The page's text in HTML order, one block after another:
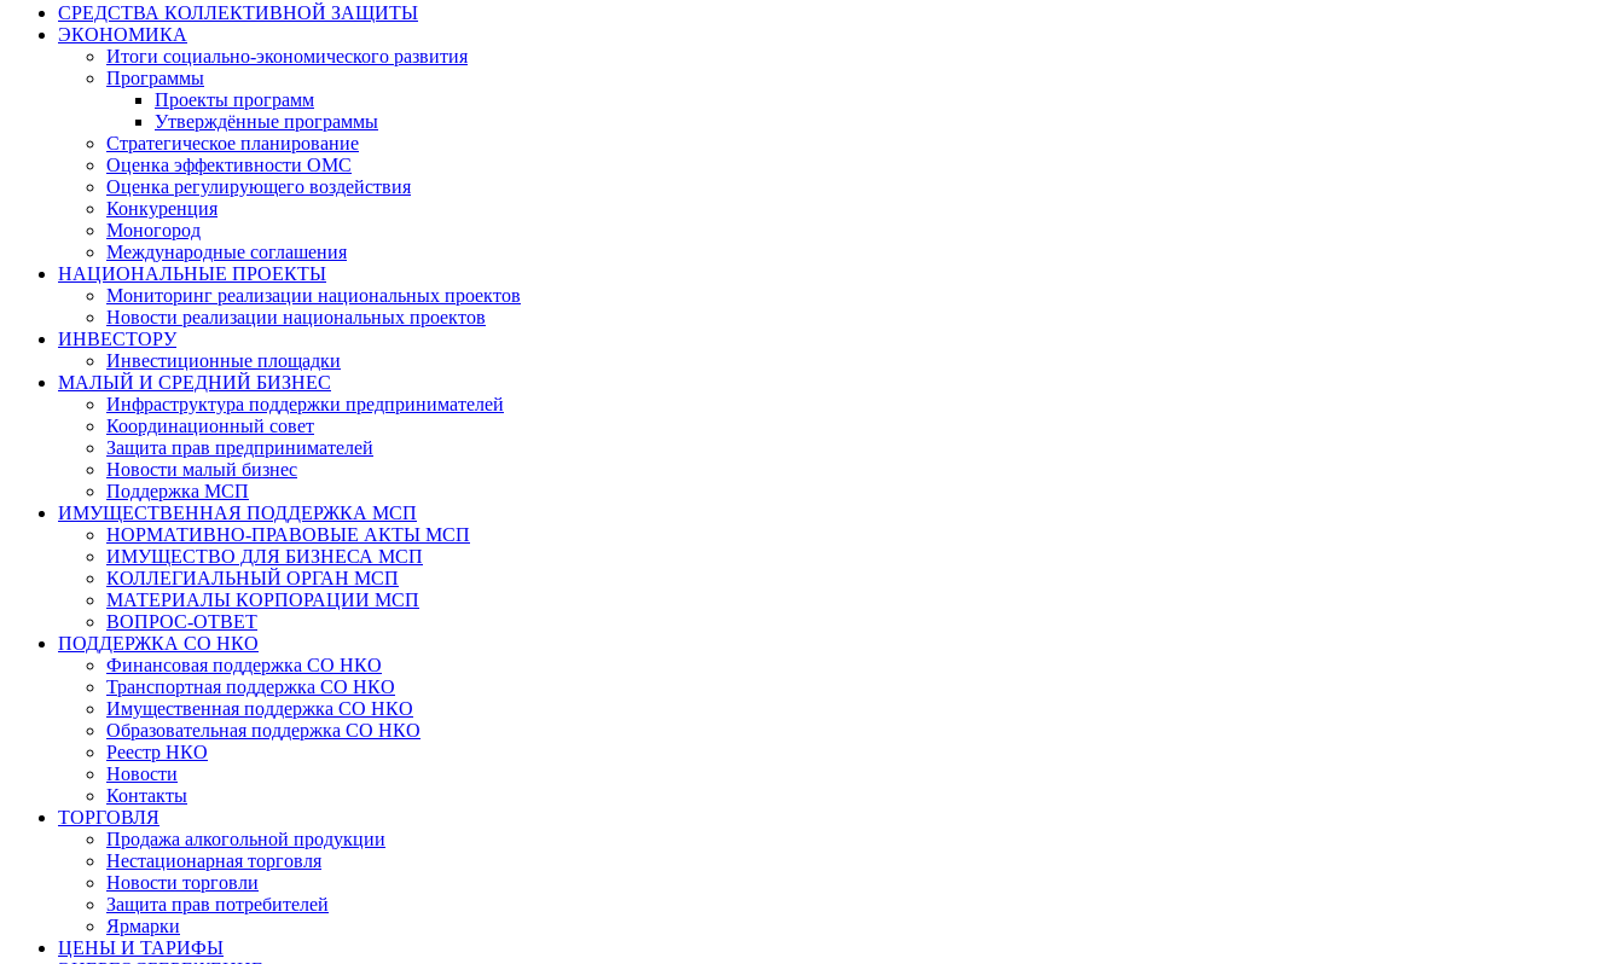
СРЕДСТВА КОЛЛЕКТИВНОЙ ЗАЩИТЫ
ЭКОНОМИКА
Итоги социально-экономического развития
Программы
Проекты программ
Утверждённые программы
Стратегическое планирование
Оценка эффективности ОМС
Оценка регулирующего воздействия
Конкуренция
Моногород
Международные соглашения
НАЦИОНАЛЬНЫЕ ПРОЕКТЫ
Мониторинг реализации национальных проектов
Новости реализации национальных проектов
ИНВЕСТОРУ
Инвестиционные площадки
МАЛЫЙ И СРЕДНИЙ БИЗНЕС
Инфраструктура поддержки предпринимателей
Координационный совет
Защита прав предпринимателей
Новости малый бизнес
Поддержка МСП
ИМУЩЕСТВЕННАЯ ПОДДЕРЖКА МСП
НОРМАТИВНО-ПРАВОВЫЕ АКТЫ МСП
ИМУЩЕСТВО ДЛЯ БИЗНЕСА МСП
КОЛЛЕГИАЛЬНЫЙ ОРГАН МСП
МАТЕРИАЛЫ КОРПОРАЦИИ МСП
ВОПРОС-ОТВЕТ
ПОДДЕРЖКА СО НКО
Финансовая поддержка СО НКО
Транспортная поддержка СО НКО
Имущественная поддержка СО НКО
Образовательная поддержка СО НКО
Реестр НКО
Новости
Контакты
ТОРГОВЛЯ
Продажа алкогольной продукции
Нестационарная торговля
Новости торговли
Защита прав потребителей
Ярмарки
ЦЕНЫ И ТАРИФЫ